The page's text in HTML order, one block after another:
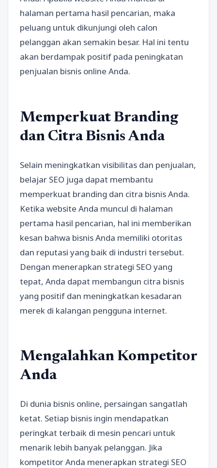
halaman pertama hasil pencarian, maka
peluang untuk dikunjungi oleh calon
pelanggan akan semakin besar. Hal ini tentu
akan berdampak positif pada peningkatan
penjualan bisnis online Anda.
Memperkuat Branding
dan Citra Bisnis Anda
Selain meningkatkan visibilitas dan penjualan,
belajar SEO juga dapat membantu
memperkuat branding dan citra bisnis Anda.
Ketika website Anda muncul di halaman
pertama hasil pencarian, hal ini memberikan
kesan bahwa bisnis Anda memiliki otoritas
dan reputasi yang baik di industri tersebut.
Dengan menerapkan strategi SEO yang
tepat, Anda dapat membangun citra bisnis
yang positif dan meningkatkan kesadaran
merek di kalangan pengguna internet.
Mengalahkan Kompetitor
Anda
Di dunia bisnis online, persaingan sangatlah
ketat. Setiap bisnis ingin mendapatkan
peringkat terbaik di mesin pencari untuk
menarik lebih banyak pelanggan. Jika
kompetitor Anda menerapkan strategi SEO